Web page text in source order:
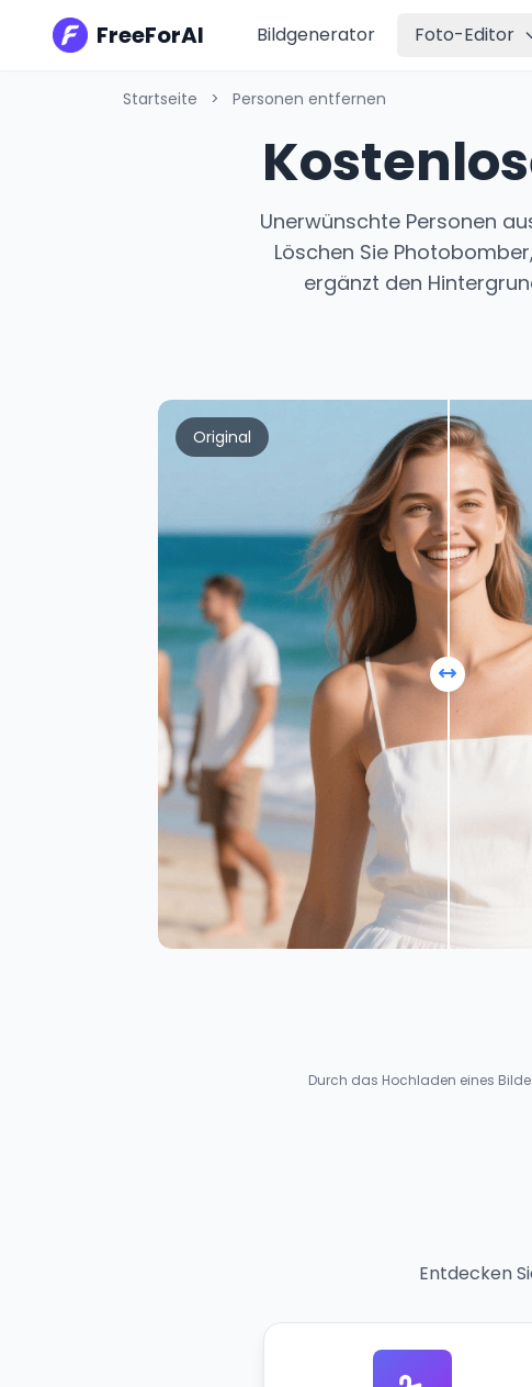
FreeForAI Bildgenerator Foto-Editor
Startseite > Personen entfernen
Unerwünschte Personen
Löschen Sie
ergänzt den
Original
Durch das Hochladen eines
Entdecken